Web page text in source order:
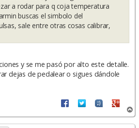
a rodar para q coja temperatura
buscas el simbolo del
sale entre otras cosas calibrar,
y se me pasó por alto este detalle.
dejas de pedalear o sigues dándole
r
r